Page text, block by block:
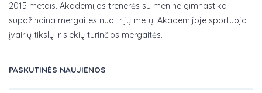
2015 metais. Akademijos trenerės su menine gimnastika
supažindina mergaites nuo trijų metų. Akademijoje sportuoja
įvairių tikslų ir siekių turinčios mergaitės.
PASKUTINĖS NAUJIENOS